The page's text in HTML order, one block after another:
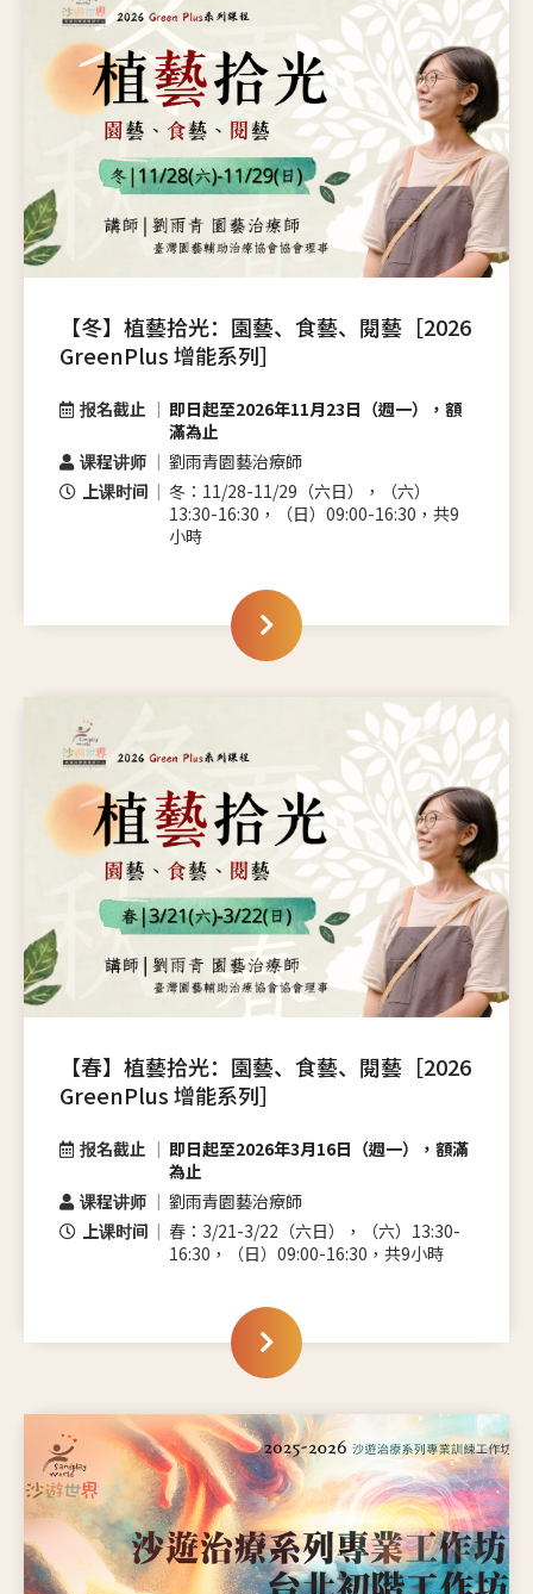
【冬】植藝拾光：園藝、食藝、閱藝［2026
GreenPlus 增能系列］
报名截止
即日起至2026年11月23日（週一），額
滿為止
课程讲师
劉雨青園藝治療師
上课时间
冬：11/28-11/29（六日），（六）
13:30-16:30，（日）09:00-16:30，共9
小時
【春】植藝拾光：園藝、食藝、閱藝［2026
GreenPlus 增能系列］
报名截止
即日起至2026年3月16日（週一），額滿
為止
课程讲师
劉雨青園藝治療師
上课时间
春：3/21-3/22（六日），（六）13:30-
16:30，（日）09:00-16:30，共9小時